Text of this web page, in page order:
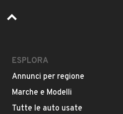
ESPLORA
Annunci per regione
Marche e Modelli
Tutte le auto usate